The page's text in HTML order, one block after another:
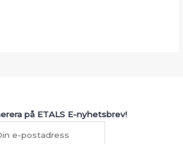
på ETALS E-nyhetsbrev!